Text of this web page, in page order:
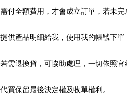
需付全額費用，才會成立訂單，若未完
提供產品明細給我，使用我的帳號下
若需退換貨，可協助處理，一切依照
代買保留最後決定權及收單權利。